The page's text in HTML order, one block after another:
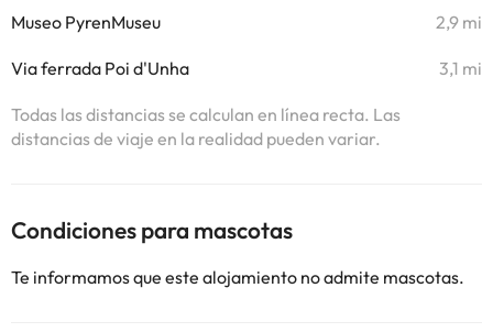
Museo PyrenMuseu 2,9 mi
Via ferrada Poi d'Unha 3,1 mi
Todas las distancias se calculan en línea recta. Las
distancias de viaje en la realidad pueden variar.
Condiciones para mascotas
Te informamos que este alojamiento no admite mascotas.